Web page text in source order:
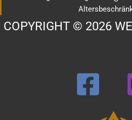
COPYRIGHT © 2026